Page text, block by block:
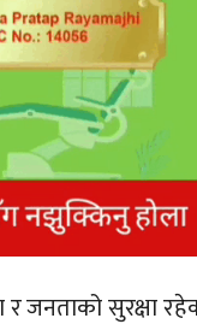
र जनताको सुरक्षा